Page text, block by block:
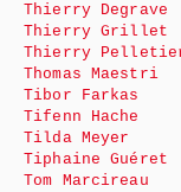
Thierry Degrave
Thierry Grillet
Thierry
Thomas Maestri
Tibor Farkas
Tifenn Hache
Tilda Meyer
Tiphaine Guéret
Tom Marcireau